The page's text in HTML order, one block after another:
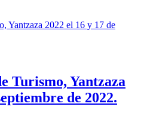
Turismo, Yantzaza
de 2022.